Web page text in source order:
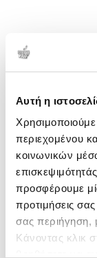
Αυτή η
περιεχομένου
κοινωνικών
προσφέρουμε
προτιμήσεις
σας περιήγηση,
Κάνοντας κλικ